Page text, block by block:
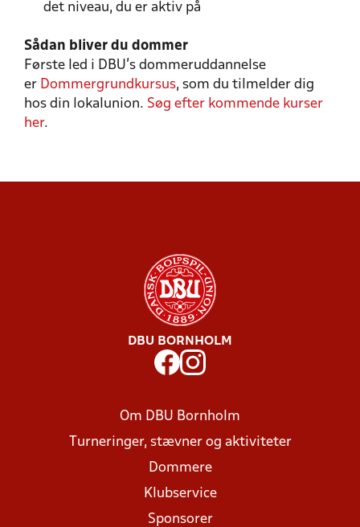
det niveau, du er aktiv på
Sådan bliver du dommer
Første led i DBU's dommeruddannelse
er Dommergrundkursus, som du tilmelder dig
hos din lokalunion. Søg efter kommende kurser
her.
DBU BORNHOLM
Om DBU Bornholm
Turneringer, stævner og aktiviteter
Dommere
Klubservice
Sponsorer